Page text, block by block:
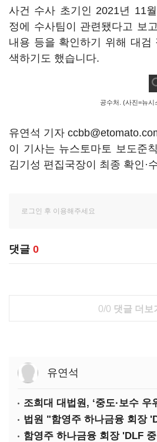
사건 수사 초기인 2021년 11
정에 수사팀이 관련됐다고 보
내용 등을 확인하기 위해 대검
색하기도 했습니다.
공수처. (사진=뉴시
유연석 기자
이 기사는 뉴스토마토 보도준
김기성 편집국장이 최종 확인·
댓글 0
0/0 댓글 더보
유연석
조희대 대법원, ‘중도·보수 우